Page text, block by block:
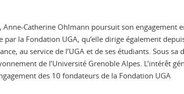
Catherine Ohlmann poursuit son
la Fondation UGA, qu’elle dirige également
au service de l’UGA et de ses étudiants. Sous
de l’Université Grenoble Alpes. L’intérêt
des 10 fondateurs de la Fondation UGA